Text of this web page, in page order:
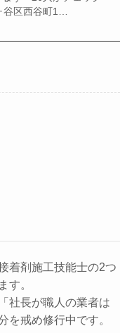
区西谷町1…
着剤施工技能士の2つ
す。
社長が職人の業者は
を戒め修行中です。